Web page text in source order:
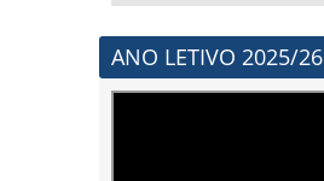
ANO LETIVO 2025/26